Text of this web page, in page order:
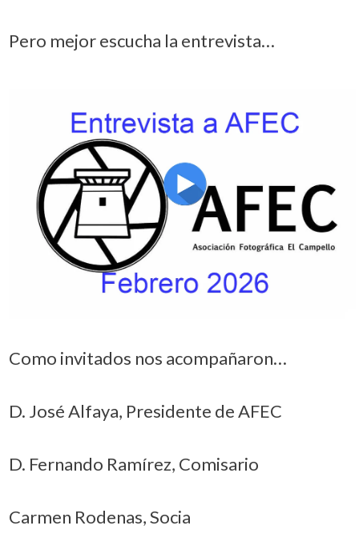
Pero mejor escucha la entrevista…
Como invitados nos acompañaron…
D. José Alfaya, Presidente de AFEC
D. Fernando Ramírez, Comisario
Carmen Rodenas, Socia